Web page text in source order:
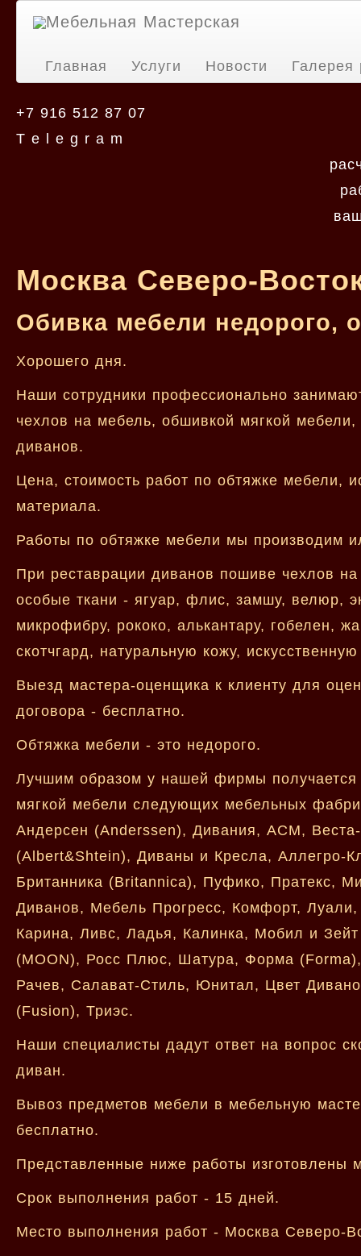
Мебельная Мастерская
Главная Услуги Новости Галерея
+7 916 512 87 07
T e l e g r a m
Москва Северо-
Обивка мебели недорого,
Хорошего дня.
Наши сотрудники профессионально
чехлов на мебель, обшивкой мягкой
диванов.
Цена, стоимость работ по обтяжке мебели,
материала.
Работы по обтяжке мебели мы производим
При реставрации диванов пошиве чехлов
особые ткани - ягуар, флис, замшу, велюр,
микрофибру, рококо, алькантару, гобелен,
скотчгард, натуральную кожу,
Выезд мастера-оценщика к клиенту для
договора - бесплатно.
Обтяжка мебели - это недорого.
Лучшим образом у нашей фирмы получается
мягкой мебели следующих мебельных
Андерсен (Anderssen), Дивания, АСМ,
(Albert&Shtein), Диваны и Кресла, Аллегро-
Британника (Britannica), Пуфико, Пратекс,
Диванов, Мебель Прогресс, Комфорт,
Карина, Ливс, Ладья, Калинка, Мобил и
(MOON), Росс Плюс, Шатура, Форма
Рачев, Салават-Стиль, Юнитал, Цвет
(Fusion), Триэс.
Наши специалисты дадут ответ на вопрос
диван.
Вывоз предметов мебели в мебельную
бесплатно.
Представленные ниже работы изготовлены
Срок выполнения работ - 15 дней.
Место выполнения работ - Москва Северо-